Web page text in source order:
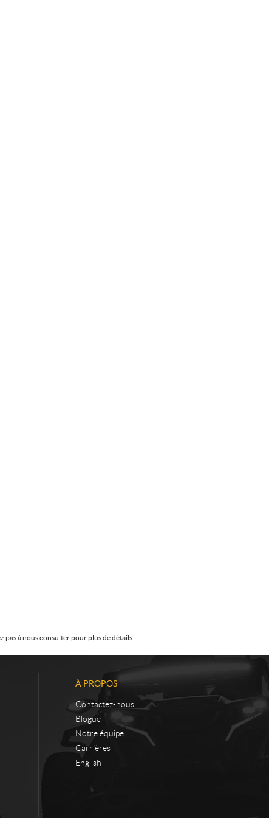
à nous consulter pour plus de détails.
À PROPOS
Contactez-nous
Blogue
Notre équipe
Carrières
English